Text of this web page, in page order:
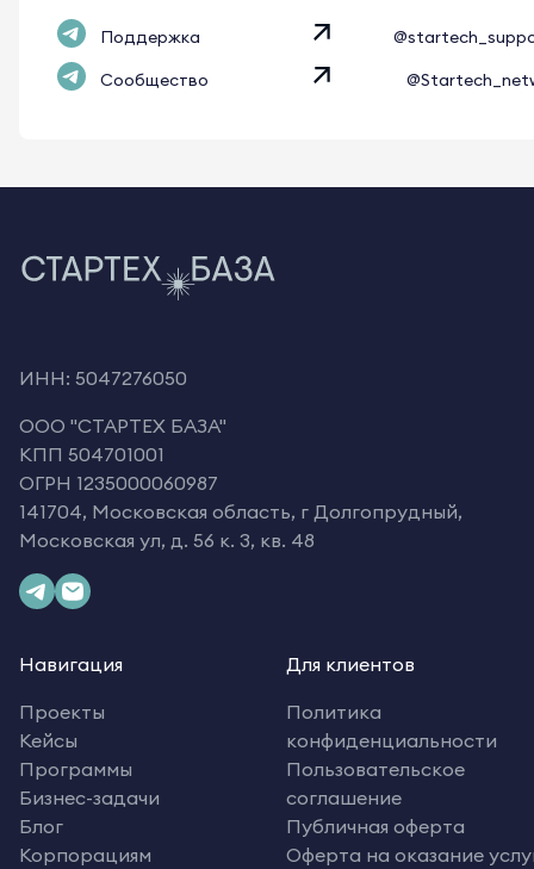
Поддержка
Сообщество
ИНН: 5047276050
OOO "СТАРТЕХ БАЗА"
КПП 504701001
ОГРН 1235000060987
141704, Московская область, г Долгопрудный,
Московская ул, д. 56 к. 3, кв. 48
Навигация
Проекты
Кейсы
Программы
Бизнес-задачи
Блог
Корпорациям
Для клиентов
Политика
конфиденциальности
Пользовательское
соглашение
Публичная оферта
Оферта на оказание